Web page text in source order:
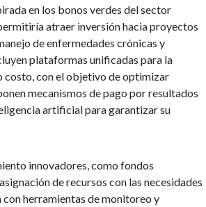
en los bonos verdes del sector
atraer inversión hacia proyectos
de enfermedades crónicas y
plataformas unificadas para la
costo, con el objetivo de optimizar
mecanismos de pago por resultados
artificial para garantizar su
innovadores, como fondos
de recursos con las necesidades
herramientas de monitoreo y